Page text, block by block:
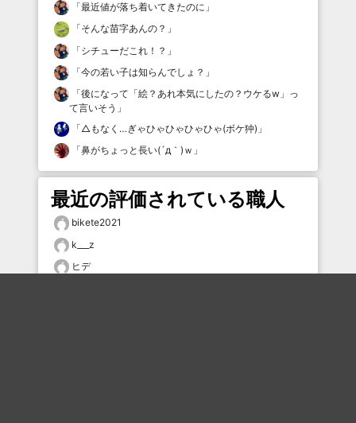
「最近値が落ち着いてきたのに 」
「そんな苗字あんの？ 」
「シチューだこれ！？ 」
「今の若い子は知らんでしょ？ 」
「後になって「絵？あれ本気にしたの？ウケるw」っ
て言いそう 」
「△もなく…ぎゃひゃひゃひゃひゃ(ボケ狆) 」
「鼻がちょっと長い(´д｀)ｗ 」
最近の評価されている職人
bikete2021
k___z
ヒデ